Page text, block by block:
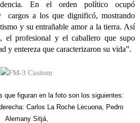
En el orden político ocupó
cargos a los que dignificó, mostrando
y su entrañable amor a la tierra. Así
el profesional y el caballero que supo
y entereza que caracterizaron su vida”.
que figuran en la foto son los siguientes:
Carlos La Roche Lecuona, Pedro
Alemany Sitjá,